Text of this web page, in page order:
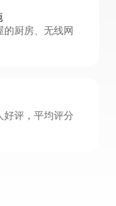
的厨房、无线网
好评，平均评分